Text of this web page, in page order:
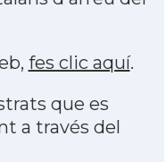
fes clic aquí.
que es
a través del